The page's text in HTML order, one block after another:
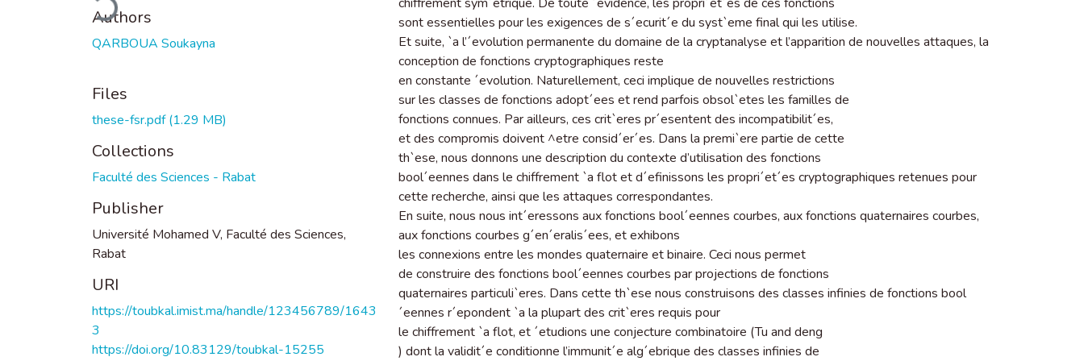
Authors
QARBOUA Soukayna
Files
these-fsr.pdf(1.29 MB)
Collections
Faculté des Sciences - Rabat
Publisher
Université Mohamed V, Faculté des Sciences,
Rabat
URI
https://toubkal.imist.ma/handle/123456789/1643
3
https://doi.org/10.83129/toubkal-15255
sont essentielles pour les exigences de s´ecurit´e du syst`eme final qui les utilise.
Et suite, `a l’´evolution permanente du domaine de la cryptanalyse et l’apparition de nouvelles attaques, la
conception de fonctions cryptographiques reste
en constante ´evolution. Naturellement, ceci implique de nouvelles restrictions
sur les classes de fonctions adopt´ees et rend parfois obsol`etes les familles de
fonctions connues. Par ailleurs, ces crit`eres pr´esentent des incompatibilit´es,
et des compromis doivent ^etre consid´er´es. Dans la premi`ere partie de cette
th`ese, nous donnons une description du contexte d’utilisation des fonctions
bool´eennes dans le chiffrement `a flot et d´efinissons les propri´et´es cryptographiques retenues pour
cette recherche, ainsi que les attaques correspondantes.
En suite, nous nous int´eressons aux fonctions bool´eennes courbes, aux fonctions quaternaires courbes,
aux fonctions courbes g´en´eralis´ees, et exhibons
les connexions entre les mondes quaternaire et binaire. Ceci nous permet
de construire des fonctions bool´eennes courbes par projections de fonctions
quaternaires particuli`eres. Dans cette th`ese nous construisons des classes infinies de fonctions bool
´eennes r´epondent `a la plupart des crit`eres requis pour
le chiffrement `a flot, et ´etudions une conjecture combinatoire (Tu and deng
) dont la validit´e conditionne l’immunit´e alg´ebrique des classes infinies de